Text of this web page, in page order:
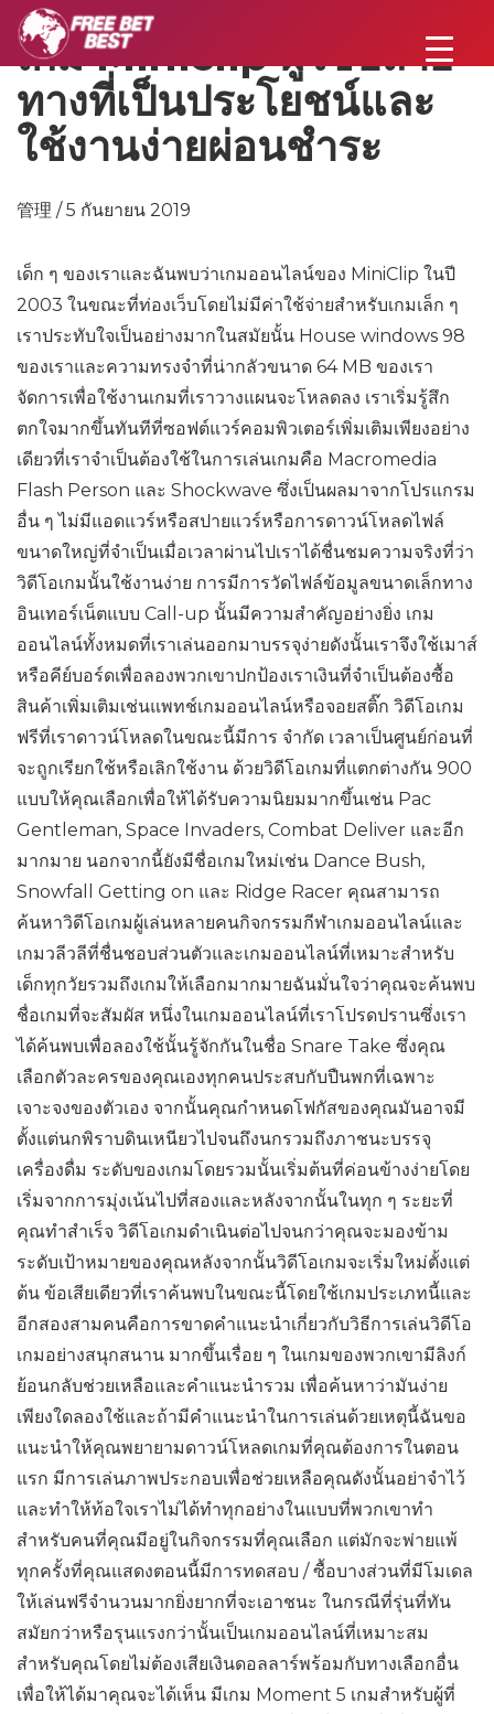
เกม Miniclip ผู้ใช้ปลาย
ทางที่เป็นประโยชน์และ
ใช้งานง่ายผ่อนชำระ
管理 / 5 กันยายน 2019
เด็ก ๆ ของเราและฉันพบว่าเกมออนไลน์ของ MiniClip ในปี
2003 ในขณะที่ท่องเว็บโดยไม่มีค่าใช้จ่ายสำหรับเกมเล็ก ๆ
เราประทับใจเป็นอย่างมากในสมัยนั้น House windows 98
ของเราและความทรงจำที่น่ากลัวขนาด 64 MB ของเรา
จัดการเพื่อใช้งานเกมที่เราวางแผนจะโหลดลง เราเริ่มรู้สึก
ตกใจมากขึ้นทันทีที่ซอฟต์แวร์คอมพิวเตอร์เพิ่มเติมเพียงอย่าง
เดียวที่เราจำเป็นต้องใช้ในการเล่นเกมคือ Macromedia
Flash Person และ Shockwave ซึ่งเป็นผลมาจากโปรแกรม
อื่น ๆ ไม่มีแอดแวร์หรือสปายแวร์หรือการดาวน์โหลดไฟล์
ขนาดใหญ่ที่จำเป็นเมื่อเวลาผ่านไปเราได้ชื่นชมความจริงที่ว่า
วิดีโอเกมนั้นใช้งานง่าย การมีการวัดไฟล์ข้อมูลขนาดเล็กทาง
อินเทอร์เน็ตแบบ Call-up นั้นมีความสำคัญอย่างยิ่ง เกม
ออนไลน์ทั้งหมดที่เราเล่นออกมาบรรจุง่ายดังนั้นเราจึงใช้เมาส์
หรือคีย์บอร์ดเพื่อลองพวกเขาปกป้องเราเงินที่จำเป็นต้องซื้อ
สินค้าเพิ่มเติมเช่นแพทช์เกมออนไลน์หรือจอยสติ๊ก วิดีโอเกม
ฟรีที่เราดาวน์โหลดในขณะนี้มีการ จำกัด เวลาเป็นศูนย์ก่อนที่
จะถูกเรียกใช้หรือเลิกใช้งาน ด้วยวิดีโอเกมที่แตกต่างกัน 900
แบบให้คุณเลือกเพื่อให้ได้รับความนิยมมากขึ้นเช่น Pac
Gentleman, Space Invaders, Combat Deliver และอีก
มากมาย นอกจากนี้ยังมีชื่อเกมใหม่เช่น Dance Bush,
Snowfall Getting on และ Ridge Racer คุณสามารถ
ค้นหาวิดีโอเกมผู้เล่นหลายคนกิจกรรมกีฬาเกมออนไลน์และ
เกมวลีวลีที่ชื่นชอบส่วนตัวและเกมออนไลน์ที่เหมาะสำหรับ
เด็กทุกวัยรวมถึงเกมให้เลือกมากมายฉันมั่นใจว่าคุณจะค้นพบ
ชื่อเกมที่จะสัมผัส หนึ่งในเกมออนไลน์ที่เราโปรดปรานซึ่งเรา
ได้ค้นพบเพื่อลองใช้นั้นรู้จักกันในชื่อ Snare Take ซึ่งคุณ
เลือกตัวละครของคุณเองทุกคนประสบกับปืนพกที่เฉพาะ
เจาะจงของตัวเอง จากนั้นคุณกำหนดโฟกัสของคุณมันอาจมี
ตั้งแต่นกพิราบดินเหนียวไปจนถึงนกรวมถึงภาชนะบรรจุ
เครื่องดื่ม ระดับของเกมโดยรวมนั้นเริ่มต้นที่ค่อนข้างง่ายโดย
เริ่มจากการมุ่งเน้นไปที่สองและหลังจากนั้นในทุก ๆ ระยะที่
คุณทำสำเร็จ วิดีโอเกมดำเนินต่อไปจนกว่าคุณจะมองข้าม
ระดับเป้าหมายของคุณหลังจากนั้นวิดีโอเกมจะเริ่มใหม่ตั้งแต่
ต้น ข้อเสียเดียวที่เราค้นพบในขณะนี้โดยใช้เกมประเภทนี้และ
อีกสองสามคนคือการขาดคำแนะนำเกี่ยวกับวิธีการเล่นวิดีโอ
เกมอย่างสนุกสนาน มากขึ้นเรื่อย ๆ ในเกมของพวกเขามีลิงก์
ย้อนกลับช่วยเหลือและคำแนะนำรวม เพื่อค้นหาว่ามันง่าย
เพียงใดลองใช้และถ้ามีคำแนะนำในการเล่นด้วยเหตุนี้ฉันขอ
แนะนำให้คุณพยายามดาวน์โหลดเกมที่คุณต้องการในตอน
แรก มีการเล่นภาพประกอบเพื่อช่วยเหลือคุณดังนั้นอย่าจำไว้
และทำให้ท้อใจเราไม่ได้ทำทุกอย่างในแบบที่พวกเขาทำ
สำหรับคนที่คุณมีอยู่ในกิจกรรมที่คุณเลือก แต่มักจะพ่ายแพ้
ทุกครั้งที่คุณแสดงตอนนี้มีการทดสอบ / ซื้อบางส่วนที่มีโมเดล
ให้เล่นฟรีจำนวนมากยิ่งยากที่จะเอาชนะ ในกรณีที่รุ่นที่ทัน
สมัยกว่าหรือรุนแรงกว่านั้นเป็นเกมออนไลน์ที่เหมาะสม
สำหรับคุณโดยไม่ต้องเสียเงินดอลลาร์พร้อมกับทางเลือกอื่น
เพื่อให้ได้มาคุณจะได้เห็น มีเกม Moment 5 เกมสำหรับผู้ที่